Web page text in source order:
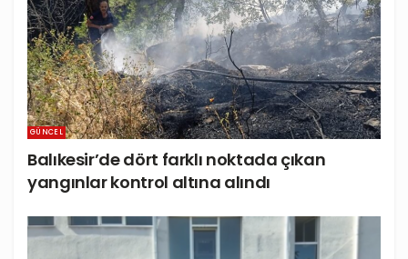
GÜNCEL
Balıkesir’de dört farklı noktada çıkan
yangınlar kontrol altına alındı